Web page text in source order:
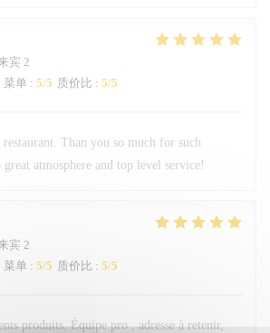
宾 2
菜单 : 5/5 质价比 : 5/5
Than you so much for such
atmosphere and top level service!
宾 2
菜单 : 5/5 质价比 : 5/5
produits, Équipe pro , adresse à retenir,